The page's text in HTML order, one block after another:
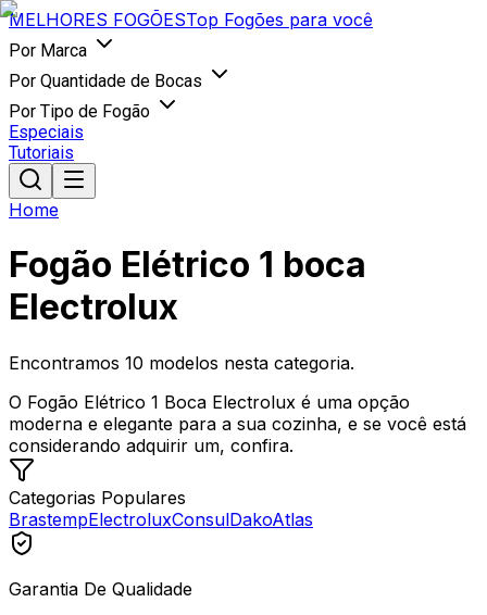
MELHORES FOGÕESTop Fogões para você
Por Marca
Por Quantidade de Bocas
Por Tipo de Fogão
Especiais
Tutoriais
Home
Fogão Elétrico 1 boca
Electrolux
Encontramos 10 modelos nesta categoria.
O Fogão Elétrico 1 Boca Electrolux é uma opção
moderna e elegante para a sua cozinha, e se você está
considerando adquirir um, confira.
Categorias Populares
BrastempElectroluxConsulDakoAtlas
Garantia De Qualidade